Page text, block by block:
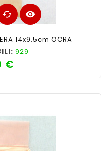
cached visibility
14x9.5cm OCRA
929
€Prezzo